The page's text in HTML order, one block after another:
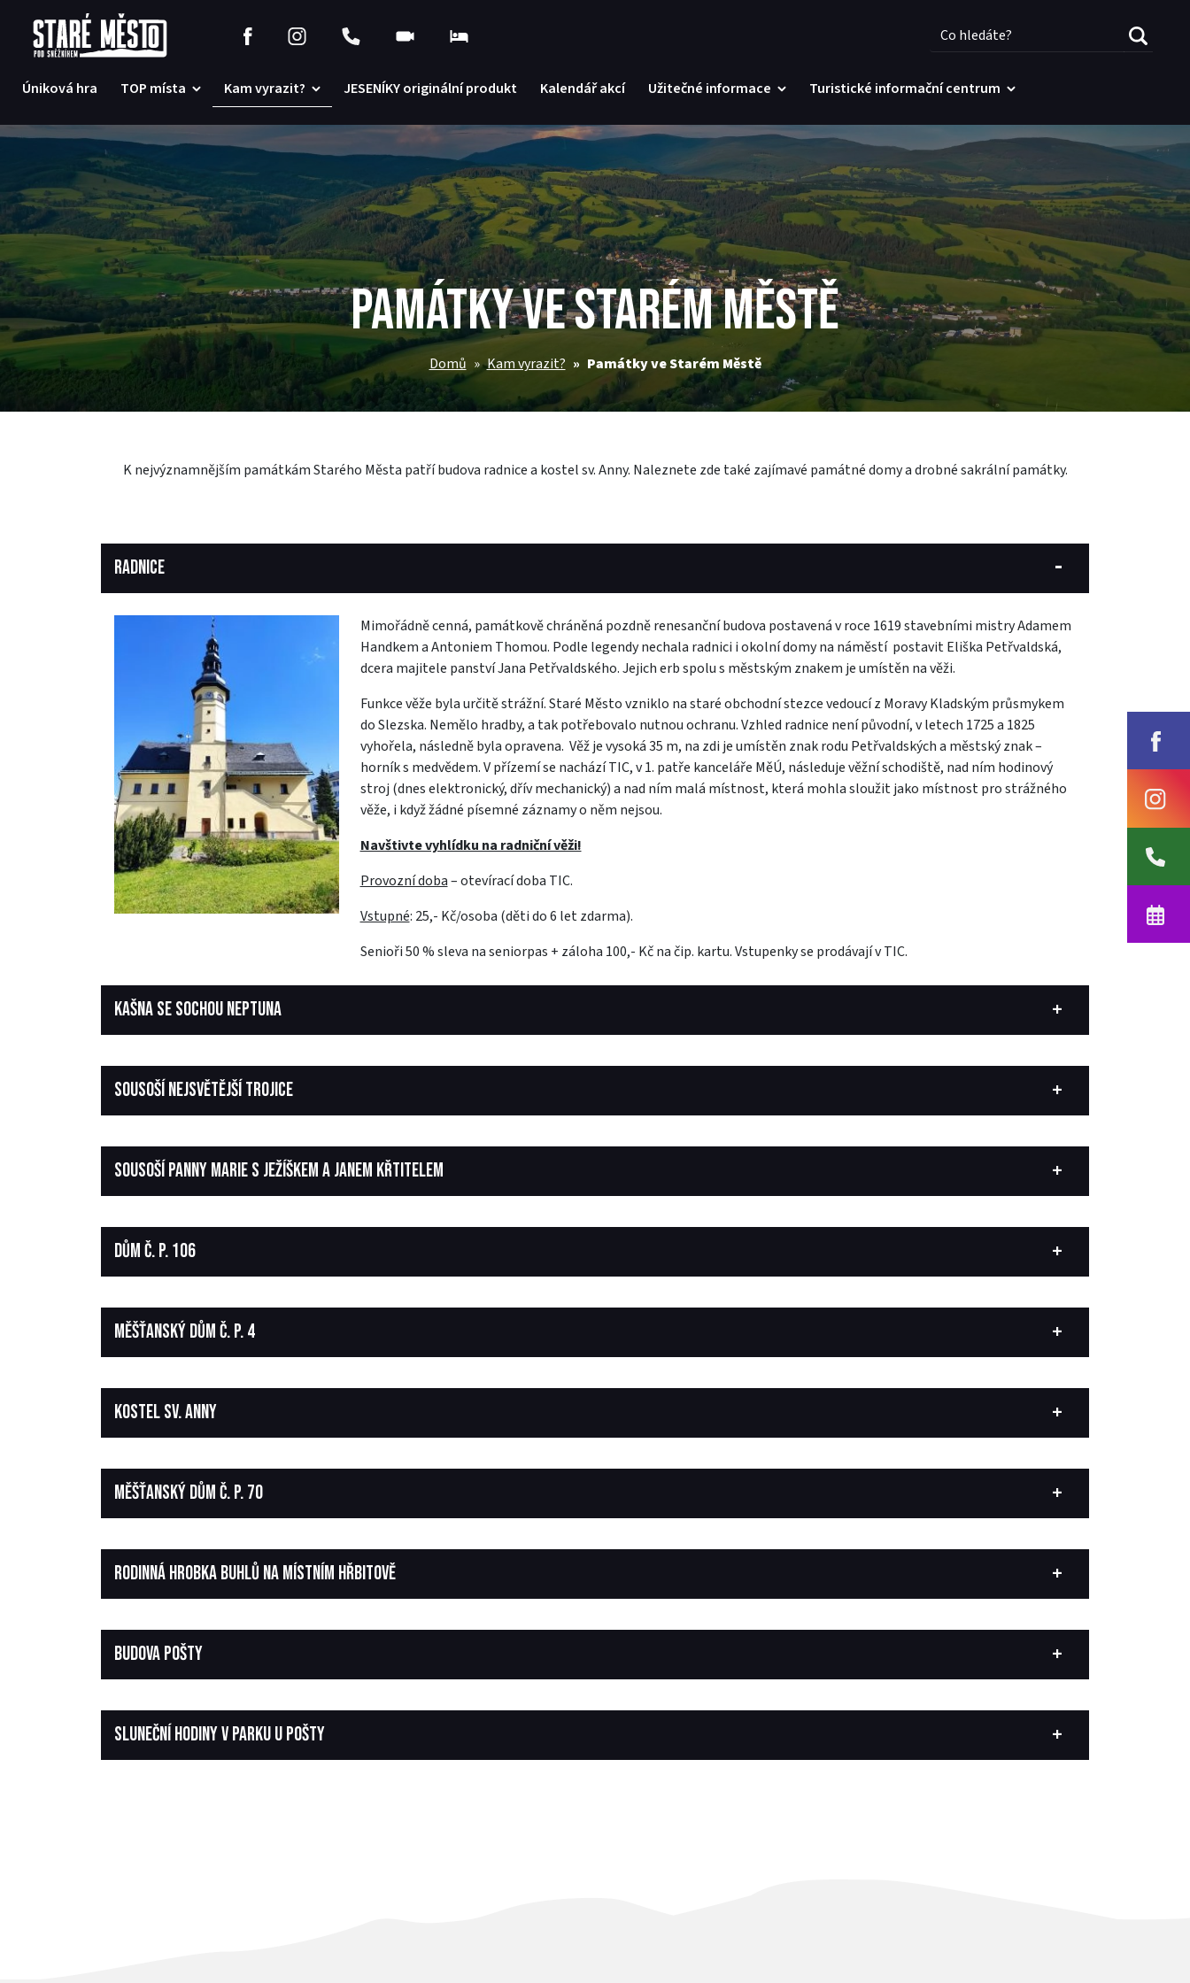
Úniková hra TOP místa Kam vyrazit? JESENÍKY originální produkt Kalendář akcí Užitečné informace Turistické informační centrum
PAMÁTKY VE STARÉM MĚSTĚ
Domů Kam vyrazit? Památky ve Starém Městě
K nejvýznamnějším památkám Starého Města patří budova radnice a kostel sv. Anny. Naleznete zde také zajímavé památné domy a drobné sakrální památky.
RADNICE
Mimořádně cenná, památkově chráněná pozdně renesanční budova postavená v roce 1619 stavebními mistry Adamem
Handkem a Antoniem Thomou. Podle legendy nechala radnici i okolní domy na náměstí postavit Eliška Petřvaldská,
dcera majitele panství Jana Petřvaldského. Jejich erb spolu s městským znakem je umístěn na věži.
Funkce věže byla určitě strážní. Staré Město vzniklo na staré obchodní stezce vedoucí z Moravy Kladským průsmykem
do Slezska. Nemělo hradby, a tak potřebovalo nutnou ochranu. Vzhled radnice není původní, v letech 1725 a 1825
vyhořela, následně byla opravena. Věž je vysoká 35 m, na zdi je umístěn znak rodu Petřvaldských a městský znak –
horník s medvědem. V přízemí se nachází TIC, v 1. patře kanceláře MěÚ, následuje věžní schodiště, nad ním hodinový
stroj (dnes elektronický, dřív mechanický) a nad ním malá místnost, která mohla sloužit jako místnost pro strážného
věže, i když žádné písemné záznamy o něm nejsou.
Navštivte vyhlídku na radniční věži!
Provozní doba– otevírací doba TIC.
Vstupné: 25,- Kč/osoba (děti do 6 let zdarma).
Senioři 50 % sleva na seniorpas + záloha 100,- Kč na čip. kartu. Vstupenky se prodávají v TIC.
KAŠNA SE SOCHOU NEPTUNA
SOUSOŠÍ NEJSVĚTĚJŠÍ TROJICE
SOUSOŠÍ PANNY MARIE S JEŽÍŠKEM A JANEM KŘTITELEM
DŮM Č. P. 106
MĚŠŤANSKÝ DŮM Č. P. 4
KOSTEL SV. ANNY
MĚŠŤANSKÝ DŮM Č. P. 70
RODINNÁ HROBKA BUHLŮ NA MÍSTNÍM HŘBITOVĚ
BUDOVA POŠTY
SLUNEČNÍ HODINY V PARKU U POŠTY